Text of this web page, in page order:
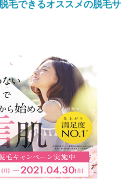
毛できるオススメの脱毛サ